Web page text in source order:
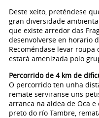
Deste xeito, preténdese
gran diversidade
que existe arredor das
desenvolverse en horario
Recoméndase levar roupa
estará amenizada polo
Percorrido de 4 km de
O percorrido ten unha
remate serviranse uns
arranca na aldea de Oca
preto do río Tambre,